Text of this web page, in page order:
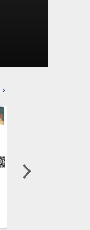
25 novembre 2025 –